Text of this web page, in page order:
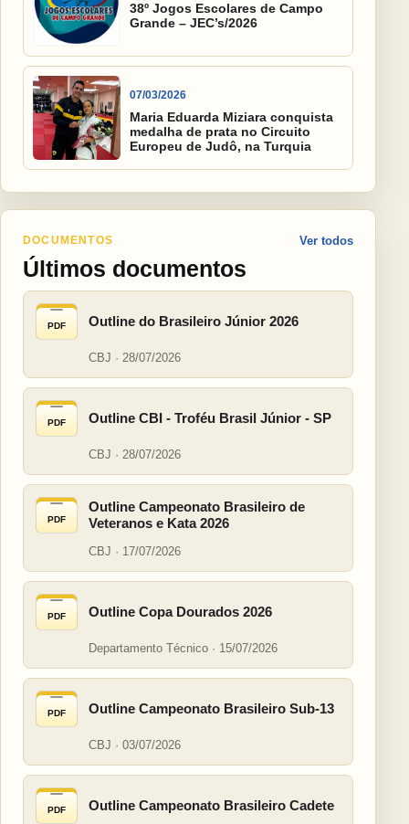
38º Jogos Escolares de Campo
Grande – JEC’s/2026
07/03/2026
Maria Eduarda Miziara conquista
medalha de prata no Circuito
Europeu de Judô, na Turquia
DOCUMENTOS
Últimos documentos
Ver todos
PDF Outline do Brasileiro Júnior 2026
CBJ · 28/07/2026
PDF Outline CBI - Troféu Brasil Júnior - SP
CBJ · 28/07/2026
PDF
Outline Campeonato Brasileiro de
Veteranos e Kata 2026
CBJ · 17/07/2026
PDF Outline Copa Dourados 2026
Departamento Técnico · 15/07/2026
PDF Outline Campeonato Brasileiro Sub-13
CBJ · 03/07/2026
PDF Outline Campeonato Brasileiro Cadete